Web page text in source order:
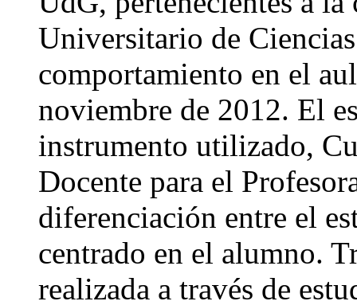
Universitario de
comportamiento en el
noviembre de 2012. El
instrumento utilizado,
Docente para el
diferenciación entre el
centrado en el alumno.
realizada a través de